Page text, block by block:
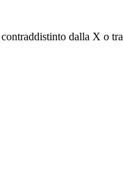
dalla X o